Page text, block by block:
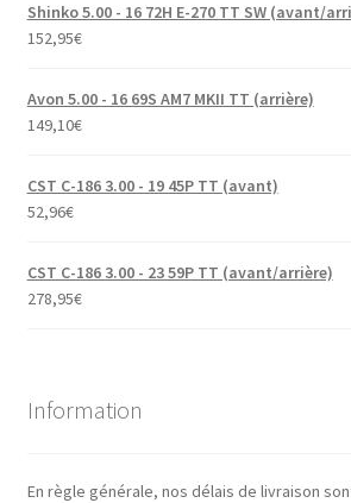
Shinko 5.00 - 16 72H E-270 TT SW (avant/
152,95€
Avon 5.00 - 16 69S AM7 MKII TT (arrière)
149,10€
CST C-186 3.00 - 19 45P TT (avant)
52,96€
CST C-186 3.00 - 23 59P TT (avant/arrière)
278,95€
Information
En règle générale, nos délais de livraison